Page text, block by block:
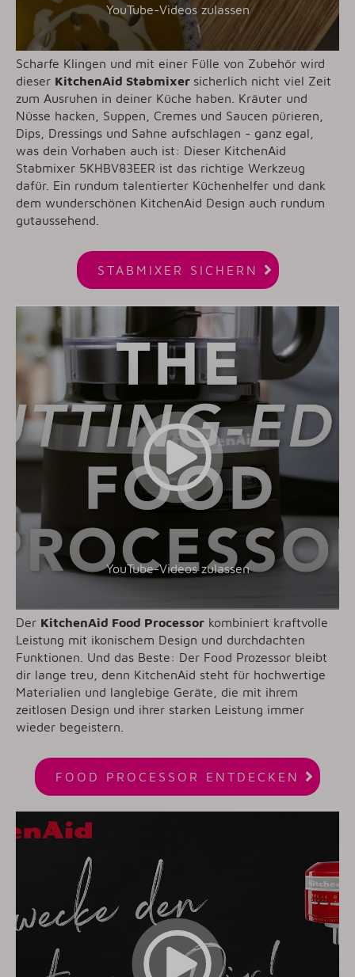
YouTube-Videos zulassen
Scharfe Klingen und mit einer Fülle von Zubehör wird
dieser KitchenAid Stabmixer sicherlich nicht viel Zeit
zum Ausruhen in deiner Küche haben. Kräuter und
Nüsse hacken, Suppen, Cremes und Saucen pürieren,
Dips, Dressings und Sahne aufschlagen - ganz egal,
was dein Vorhaben auch ist: Dieser KitchenAid
Stabmixer 5KHBV83EER ist das richtige Werkzeug
dafür. Ein rundum talentierter Küchenhelfer und dank
dem wunderschönen KitchenAid Design auch rundum
gutaussehend.

STABMIXER SICHERN
YouTube-Videos zulassen
Der KitchenAid Food Processor kombiniert kraftvolle
Leistung mit ikonischem Design und durchdachten
Funktionen. Und das Beste: Der Food Prozessor bleibt
dir lange treu, denn KitchenAid steht für hochwertige
Materialien und langlebige Geräte, die mit ihrem
zeitlosen Design und ihrer starken Leistung immer
wieder begeistern.

FOOD PROCESSOR ENTDECKEN